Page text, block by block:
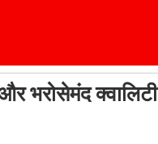
भरोसेमंद क्वालिटी